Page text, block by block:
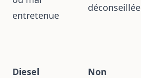
entretenue
déconseillée
Diesel Non